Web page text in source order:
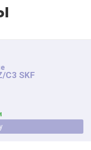
C3 SKF